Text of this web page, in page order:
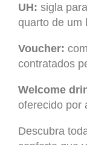
UH: sigla
quarto de um
Voucher:
contratados
Welcome
oferecido por
Descubra